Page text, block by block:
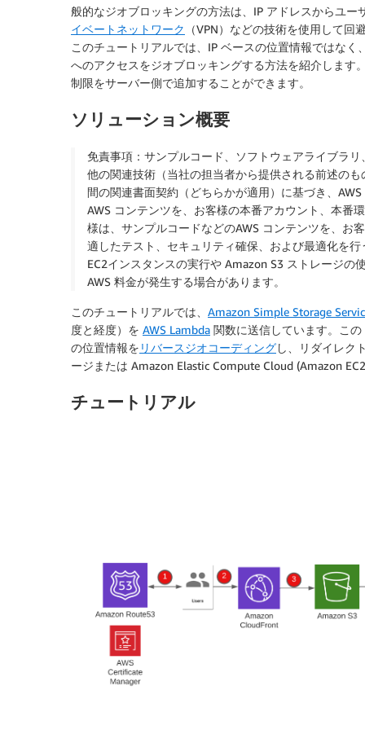
般的なジオブロッキングの方法は、IP アドレスからユ
イベートネットワーク
（VPN）などの技術を使用して
このチュートリアルでは、IP ベースの位置情報ではなく
へのアクセスをジオブロッキングする方法を紹介します
制限をサーバー側で追加することができます。
ソリューション概要
免責事項：サンプルコード、ソフトウェアライブラ
他の関連技術（当社の担当者から提供される前述の
間の関連書面契約（どちらかが適用）に基づき、
AWS コンテンツを、お客様の本番アカウント、本番
様は、サンプルコードなどのAWS コンテンツを、お
適したテスト、セキュリティ確保、および最適化を
EC2インスタンスの実行や Amazon S3 ストレージの
AWS 料金が発生する場合があります。
このチュートリアルでは、 Amazon Simple Storage
度と経度）を AWS Lambda 関数に送信しています。こ
の位置情報を リバースジオコーディングし、リダイレク
ージまたは Amazon Elastic Compute Cloud (Amazon
チュートリアル